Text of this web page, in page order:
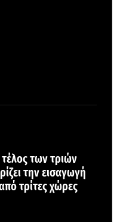
των τριών
την εισαγωγή
τρίτες χώρες